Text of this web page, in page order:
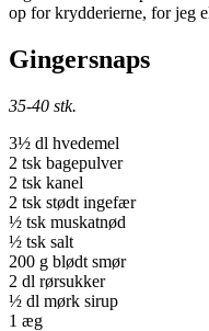
op for krydderierne, for jeg
Gingersnaps
35-40 stk.
3½ dl hvedemel
2 tsk bagepulver
2 tsk kanel
2 tsk stødt ingefær
½ tsk muskatnød
½ tsk salt
200 g blødt smør
2 dl rørsukker
½ dl mørk sirup
1 æg